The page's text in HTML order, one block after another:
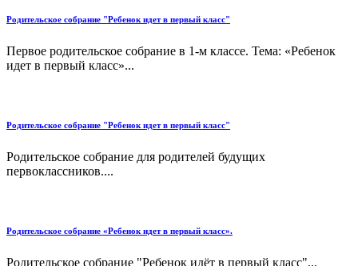
Родительское собрание "Ребенок идет в первый класс"
Первое родительское собрание в 1-м классе. Тема: «Ребенок
идет в первый класс»...
Родительское собрание "Ребенок идет в первый класс"
Родительское собрание для родителей будущих
первоклассников....
Родительское собрание «Ребенок идет в первый класс».
Родительское собрание "Ребенок идёт в первый класс"...